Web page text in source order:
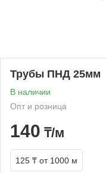
Трубы ПНД 25мм
В наличии
Опт и розница
140 ₸/м
125 ₸ от 1000 м